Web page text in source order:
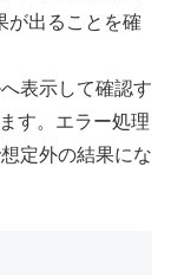
が出ることを確
表示して確認す
す。エラー処理
定外の結果にな